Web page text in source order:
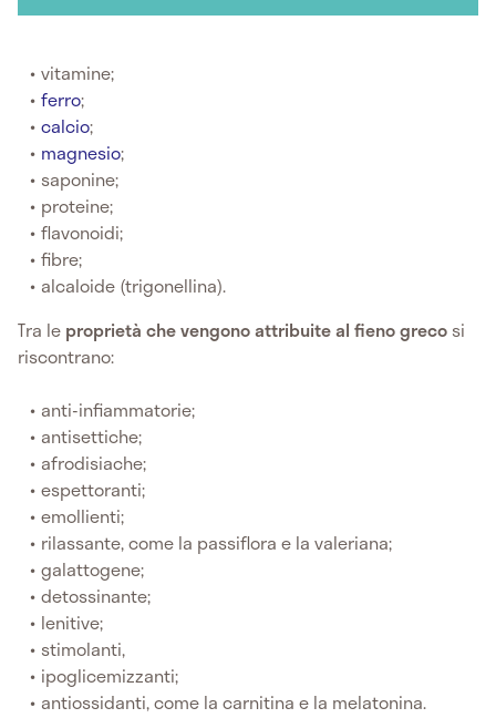
vitamine;
ferro;
calcio;
magnesio;
saponine;
proteine;
flavonoidi;
fibre;
alcaloide (trigonellina).
Tra le proprietà che vengono attribuite al fieno greco si
riscontrano:
anti-infiammatorie;
antisettiche;
afrodisiache;
espettoranti;
emollienti;
rilassante, come la passiflora e la valeriana;
galattogene;
detossinante;
lenitive;
stimolanti,
ipoglicemizzanti;
antiossidanti, come la carnitina e la melatonina.